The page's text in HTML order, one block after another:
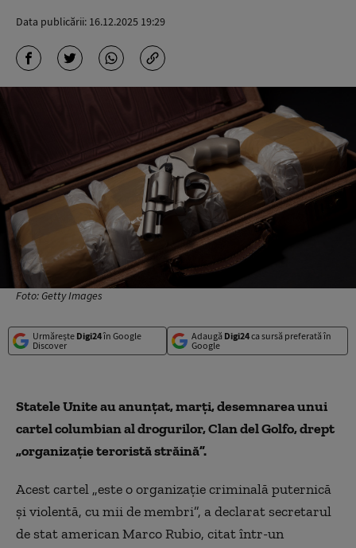
Data publicării: 16.12.2025 19:29
Foto: Getty Images
Urmărește Digi24în Google
Discover
Adaugă Digi24ca sursă preferată în
Google
Statele Unite au anunţat, marţi, desemnarea unui
cartel columbian al drogurilor, Clan del Golfo, drept
„organizaţie teroristă străină”.
Acest cartel „este o organizaţie criminală puternică
şi violentă, cu mii de membri”, a declarat secretarul
de stat american Marco Rubio, citatîntr-un